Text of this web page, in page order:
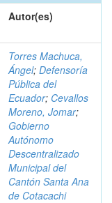
Autor(es)
Torres Machuca,
Ángel; Defensoría
Pública del
Ecuador; Cevallos
Moreno, Jomar;
Gobierno
Autónomo
Descentralizado
Municipal del
Cantón Santa Ana
de Cotacachi